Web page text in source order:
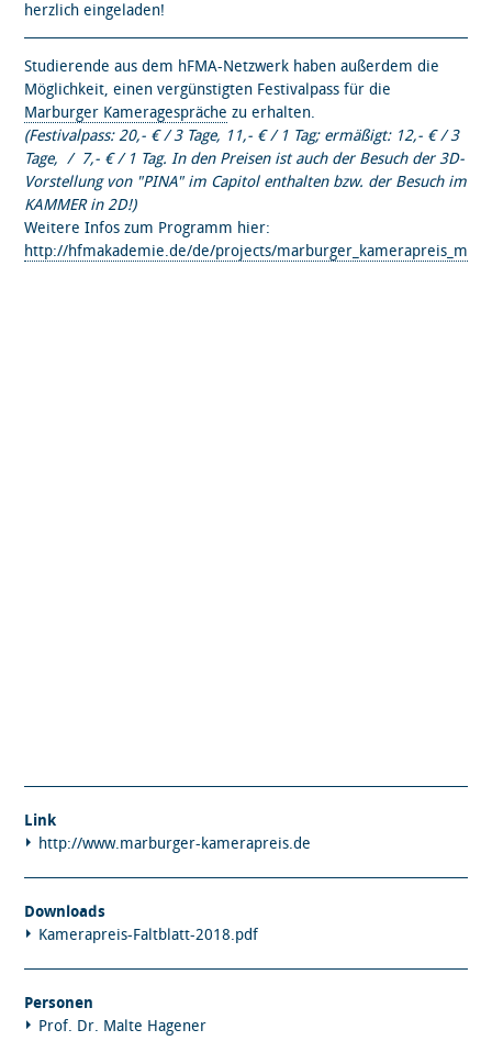
herzlich eingeladen!
Studierende aus dem hFMA-Netzwerk haben außerdem die
Möglichkeit, einen vergünstigten Festivalpass für die
Marburger Kameragespräche zu erhalten.
(Festivalpass: 20,- € / 3 Tage, 11,- € / 1 Tag; ermäßigt: 12,- € / 3
Tage, / 7,- € / 1 Tag. In den Preisen ist auch der Besuch der 3D-
Vorstellung von "PINA" im Capitol enthalten bzw. der Besuch im
KAMMER in 2D!)
Weitere Infos zum Programm hier:
http://hfmakademie.de/de/projects/
Link
http://www.marburger-kamerapreis.de
Downloads
Kamerapreis-Faltblatt-2018.pdf
Personen
Prof. Dr. Malte Hagener